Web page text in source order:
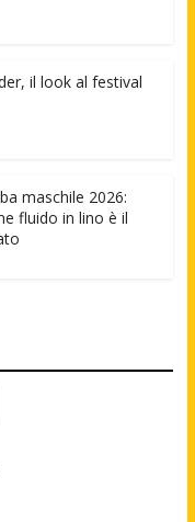
il look al festival
maschile 2026:
fluido in lino è il